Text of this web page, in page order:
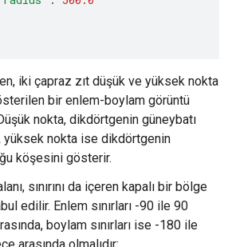
iki çapraz zıt düşük ve yüksek nokta
bir enlem-boylam görüntü
nokta, dikdörtgenin güneybatı
yüksek nokta ise dikdörtgenin
köşesini gösterir.
sınırını da içeren kapalı bir bölge
edilir. Enlem sınırları -90 ile 90
boylam sınırları ise -180 ile